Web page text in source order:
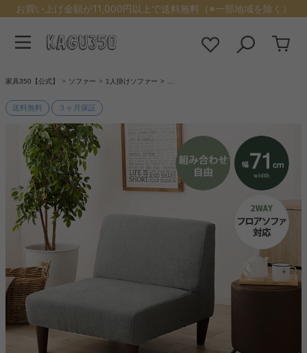
お買い上げ金額が11,000円以上で送料無料（※一部地域を除く）
家具350【公式】 ソファー 1人掛けソファー
送料無料 ３ヶ月保証